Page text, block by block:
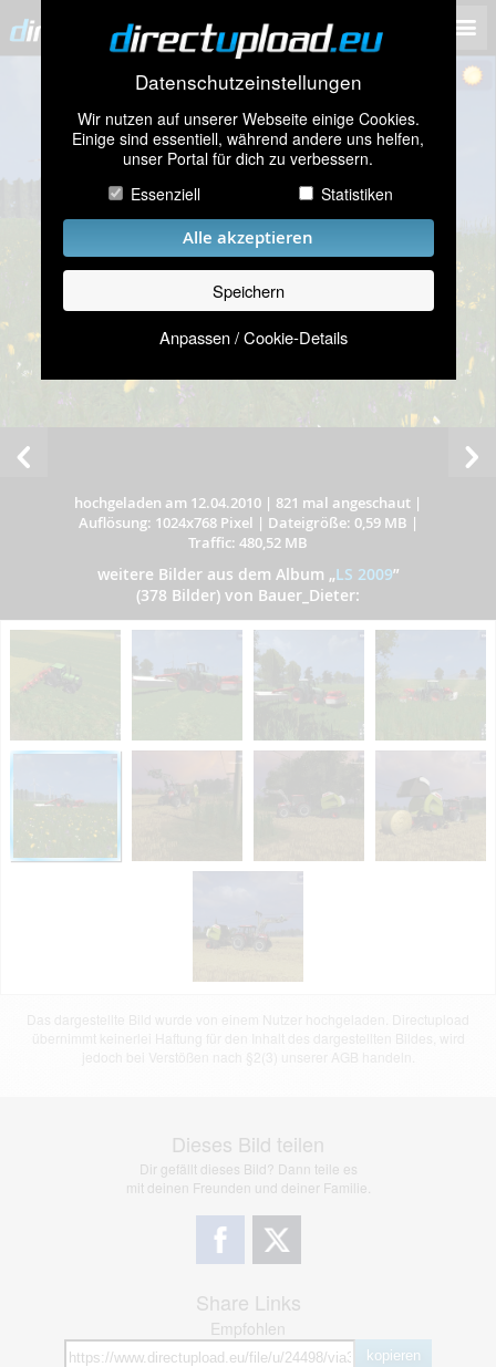
Datenschutzeinstellungen
Wir nutzen auf unserer Webseite einige Cookies.
Einige sind essentiell, während andere uns helfen,
unser Portal für dich zu verbessern.
Essenziell
Statistiken
Alle akzeptieren
Speichern
Anpassen / Cookie-Details
hochgeladen am 12.04.2010 | 821 mal angeschaut |
Auflösung: 1024x768 Pixel | Dateigröße: 0,59 MB |
Traffic: 480,52 MB
weitere Bilder aus dem Album „LS 2009”
(378 Bilder) von Bauer_Dieter:
Dieses Bild teilen
Dir gefällt dieses Bild? Dann teile es
mit deinen Freunden und deiner Familie.
Share Links
Empfohlen
kopieren